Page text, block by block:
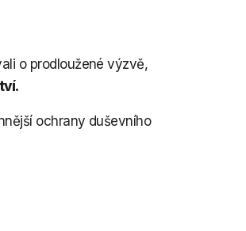
o prodloužené výzvě,
ochrany duševního